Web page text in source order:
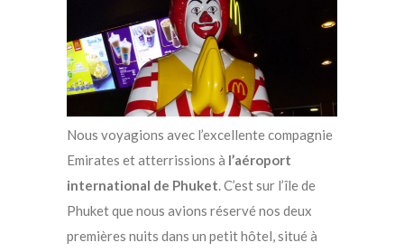
Nous voyagions avec l’excellente compagnie
Emirates et atterrissions à l’aéroport
international de Phuket. C’est sur l’île de
Phuket que nous avions réservé nos deux
premières nuits dans un petit hôtel, situé à